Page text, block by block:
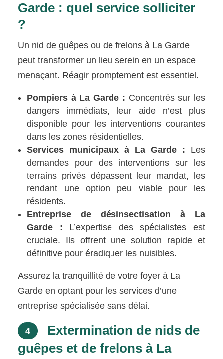
Garde : quel service solliciter
?
Un nid de guêpes ou de frelons à La Garde
peut transformer un lieu serein en un espace
menaçant. Réagir promptement est essentiel.
Pompiers à La Garde : Concentrés sur les
dangers immédiats, leur aide n’est plus
disponible pour les interventions courantes
dans les zones résidentielles.
Services municipaux à La Garde : Les
demandes pour des interventions sur les
terrains privés dépassent leur mandat, les
rendant une option peu viable pour les
résidents.
Entreprise de désinsectisation à La
Garde : L’expertise des spécialistes est
cruciale. Ils offrent une solution rapide et
définitive pour éradiquer les nuisibles.
Assurez la tranquillité de votre foyer à La
Garde en optant pour les services d’une
entreprise spécialisée sans délai.
4
Extermination de nids de
guêpes et de frelons à La